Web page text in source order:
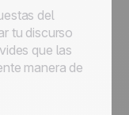
del
tu discurso
que las
manera de